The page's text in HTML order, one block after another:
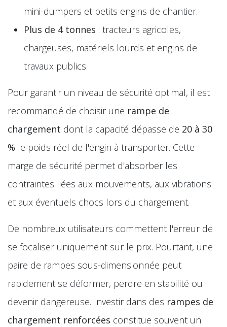
mini-dumpers et petits engins de chantier.
Plus de 4 tonnes : tracteurs agricoles,
chargeuses, matériels lourds et engins de
travaux publics.
Pour garantir un niveau de sécurité optimal, il est
recommandé de choisir une rampe de
chargement dont la capacité dépasse de 20 à 30
% le poids réel de l'engin à transporter. Cette
marge de sécurité permet d'absorber les
contraintes liées aux mouvements, aux vibrations
et aux éventuels chocs lors du chargement.
De nombreux utilisateurs commettent l'erreur de
se focaliser uniquement sur le prix. Pourtant, une
paire de rampes sous-dimensionnée peut
rapidement se déformer, perdre en stabilité ou
devenir dangereuse. Investir dans des rampes de
chargement renforcées constitue souvent un